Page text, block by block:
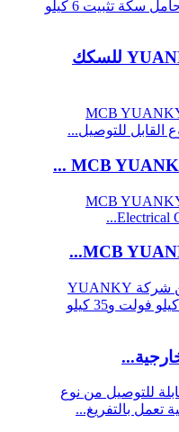
حامل YUANKY N7 (F360) للسكك
MCB
MCB